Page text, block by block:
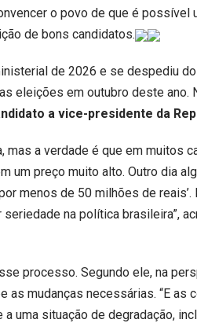
o povo de que é possível
de bons candidatos.
de 2026 e se despediu
eleições em outubro deste ano.
a vice-presidente da
mas a verdade é que em muitos
um preço muito alto. Outro dia
menos de 50 milhões de
na política brasileira”,
processo. Segundo ele, na
as mudanças necessárias. “E as
uma situação de degradação,